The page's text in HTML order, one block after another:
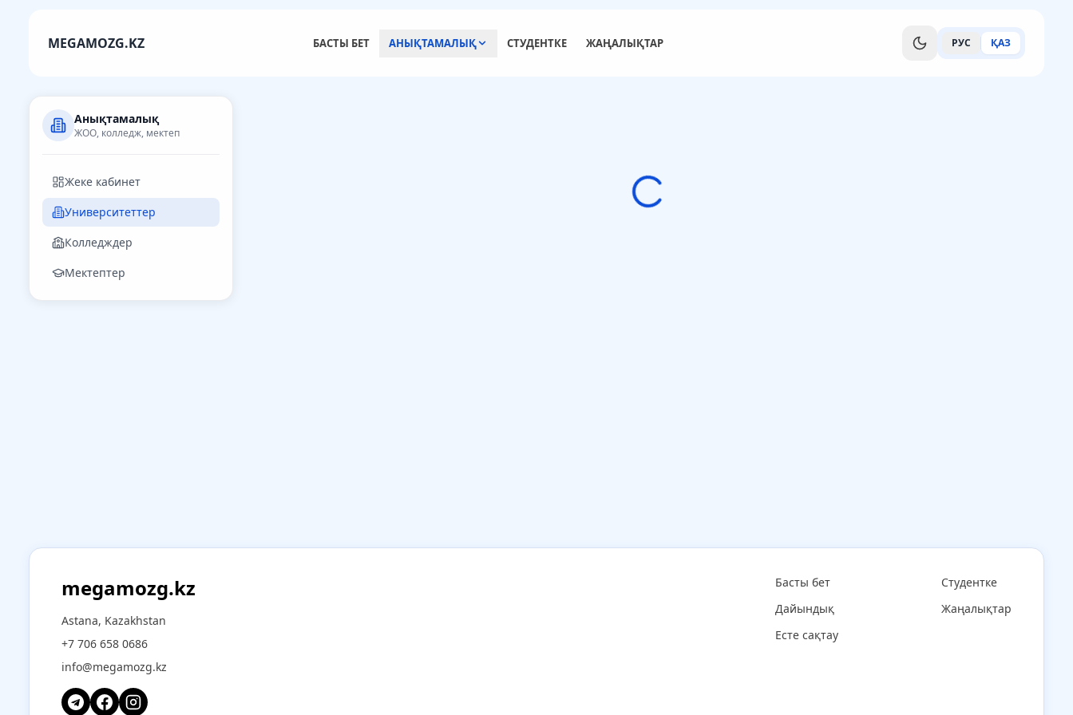
MEGAMOZG.KZ БАСТЫ БЕТ АНЫҚТАМАЛЫҚ СТУДЕНТКЕ ЖАҢАЛЫҚТАР РУС ҚАЗ
Анықтамалық
ЖОО, колледж, мектеп
Жеке кабинет
Университеттер
Колледждер
Мектептер
megamozg.kz
Astana, Kazakhstan
+7 706 658 0686
info@megamozg.kz
Басты бет
Дайындық
Есте сақтау
Студентке
Жаңалықтар